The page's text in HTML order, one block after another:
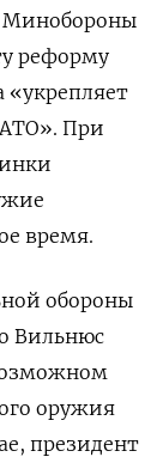
Минобороны
реформу
«укрепляет
При
время.
обороны
Вильнюс
оружия
президент